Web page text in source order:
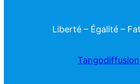
Liberté – Égalité –
Tangodiffusion